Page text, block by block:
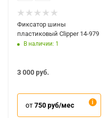
Фиксатор шины
пластиковый Clipper 14-979
В наличии: 1
3 000руб.
от750 руб/мес